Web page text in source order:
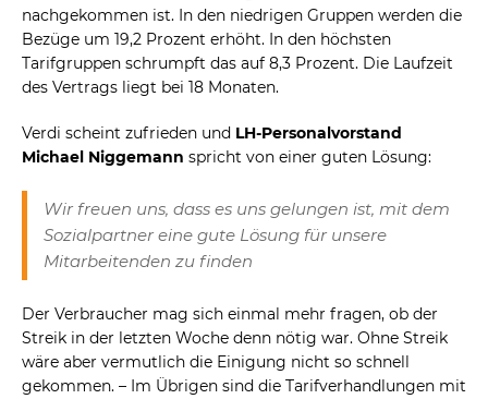
nachgekommen ist. In den niedrigen Gruppen werden die
Bezüge um 19,2 Prozent erhöht. In den höchsten
Tarifgruppen schrumpft das auf 8,3 Prozent. Die Laufzeit
des Vertrags liegt bei 18 Monaten.
Verdi scheint zufrieden und LH-Personalvorstand
Michael Niggemann spricht von einer guten Lösung:
Wir freuen uns, dass es uns gelungen ist, mit dem
Sozialpartner eine gute Lösung für unsere
Mitarbeitenden zu finden
Der Verbraucher mag sich einmal mehr fragen, ob der
Streik in der letzten Woche denn nötig war. Ohne Streik
wäre aber vermutlich die Einigung nicht so schnell
gekommen. – Im Übrigen sind die Tarifverhandlungen mit